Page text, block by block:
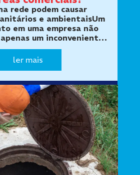
rede podem causar
e ambientaisUm
em uma empresa não
um inconveniente
Dependendo da causa e
o problema pode
ler mais